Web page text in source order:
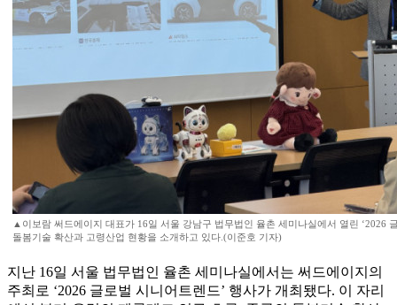
▲이보람 써드에이지 대표가 16일 서울 강남구 법무법인 율촌 세미나실에서 열린 ‘2026
돌봄기술 확산과 고령산업 현황을 소개하고 있다.(이준호 기자)
지난 16일 서울 법무법인 율촌 세미나실에서는 써드에이지의
주최로 ‘2026 글로벌 시니어트렌드’ 행사가 개최됐다. 이 자리